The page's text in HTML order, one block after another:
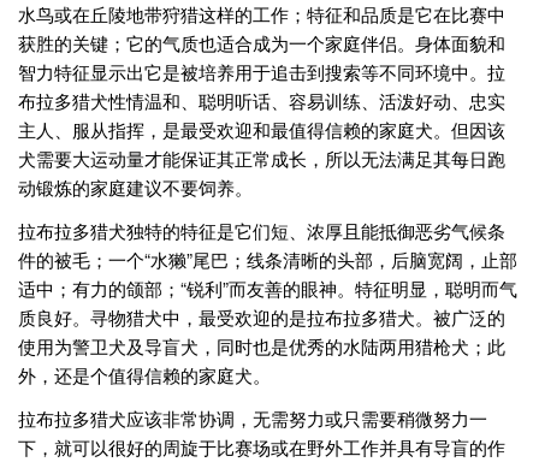
水鸟或在丘陵地带狩猎这样的工作；特征和品质是它在比赛中
获胜的关键；它的气质也适合成为一个家庭伴侣。身体面貌和
智力特征显示出它是被培养用于追击到搜索等不同环境中。拉
布拉多猎犬性情温和、聪明听话、容易训练、活泼好动、忠实
主人、服从指挥，是最受欢迎和最值得信赖的家庭犬。但因该
犬需要大运动量才能保证其正常成长，所以无法满足其每日跑
动锻炼的家庭建议不要饲养。
拉布拉多猎犬独特的特征是它们短、浓厚且能抵御恶劣气候条
件的被毛；一个“水獭”尾巴；线条清晰的头部，后脑宽阔，止部
适中；有力的颌部；“锐利”而友善的眼神。特征明显，聪明而气
质良好。寻物猎犬中，最受欢迎的是拉布拉多猎犬。被广泛的
使用为警卫犬及导盲犬，同时也是优秀的水陆两用猎枪犬；此
外，还是个值得信赖的家庭犬。
拉布拉多猎犬应该非常协调，无需努力或只需要稍微努力一
下，就可以很好的周旋于比赛场或在野外工作并具有导盲的作